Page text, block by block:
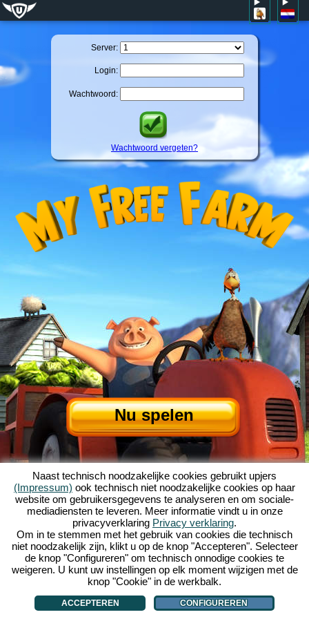
Server:
Login:
Wachtwoord:
Wachtwoord vergeten?
Nu spelen
Over My Free Farm|Het verhaal van dit browserspel|De mogelijkheden
AGV|Impressum|Privacybeleid|Regels| Forum|Support|
My Free Farm 2 App |Google Play|App Store|
Browsergames - Upjers.com| Cookies beheren
Naast technisch noodzakelijke cookies gebruikt upjers
(Impressum) ook technisch niet noodzakelijke cookies op haar
website om gebruikersgegevens te analyseren en om sociale-
mediadiensten te leveren. Meer informatie vindt u in onze
privacyverklaring Privacy verklaring.
Om in te stemmen met het gebruik van cookies die technisch
niet noodzakelijk zijn, klikt u op de knop "Accepteren". Selecteer
de knop "Configureren" om technisch onnodige cookies te
weigeren. U kunt uw instellingen op elk moment wijzigen met de
knop "Cookie" in de werkbalk.
ACCEPTEREN CONFIGUREREN